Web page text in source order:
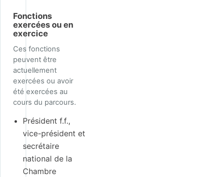
Fonctions
exercées ou en
exercice
Ces fonctions
peuvent être
actuellement
exercées ou avoir
été exercées au
cours du parcours.
Président f.f.,
vice-président et
secrétaire
national de la
Chambre